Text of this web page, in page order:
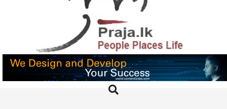
PRAJA.LK
Search